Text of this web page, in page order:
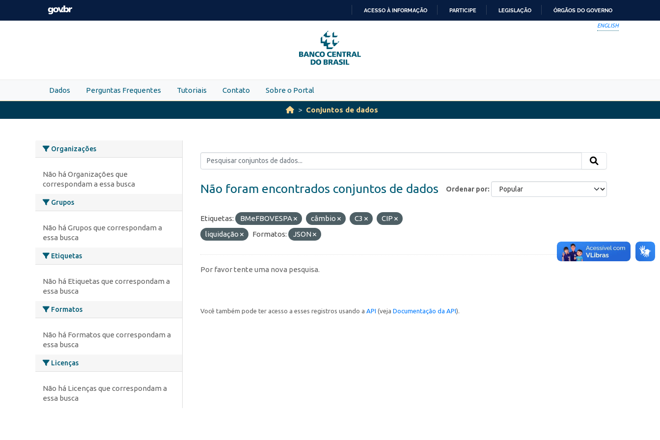
Skip to main content
PARA
O
CONTEÚDO
ACESSO À INFORMAÇÃO PARTICIPE LEGISLAÇÃO ÓRGÃOS DO GOVERNO
ENGLISH
Dados Perguntas Frequentes Tutoriais Contato Sobre o Portal
Conjuntos de dados
Organizações
Não há Organizações que
correspondam a essa busca
Grupos
Não há Grupos que correspondam a
essa busca
Etiquetas
Não há Etiquetas que correspondam a
essa busca
Formatos
Não há Formatos que correspondam a
essa busca
Licenças
Não há Licenças que correspondam a
essa busca
Ordenar por
Não foram encontrados conjuntos de dados
Etiquetas: BMeFBOVESPA câmbio C3
CIP
liquidação
Formatos: JSON
Por favor tente uma nova pesquisa.
Você também pode ter acesso a esses registros usando a API (veja Documentação da API).